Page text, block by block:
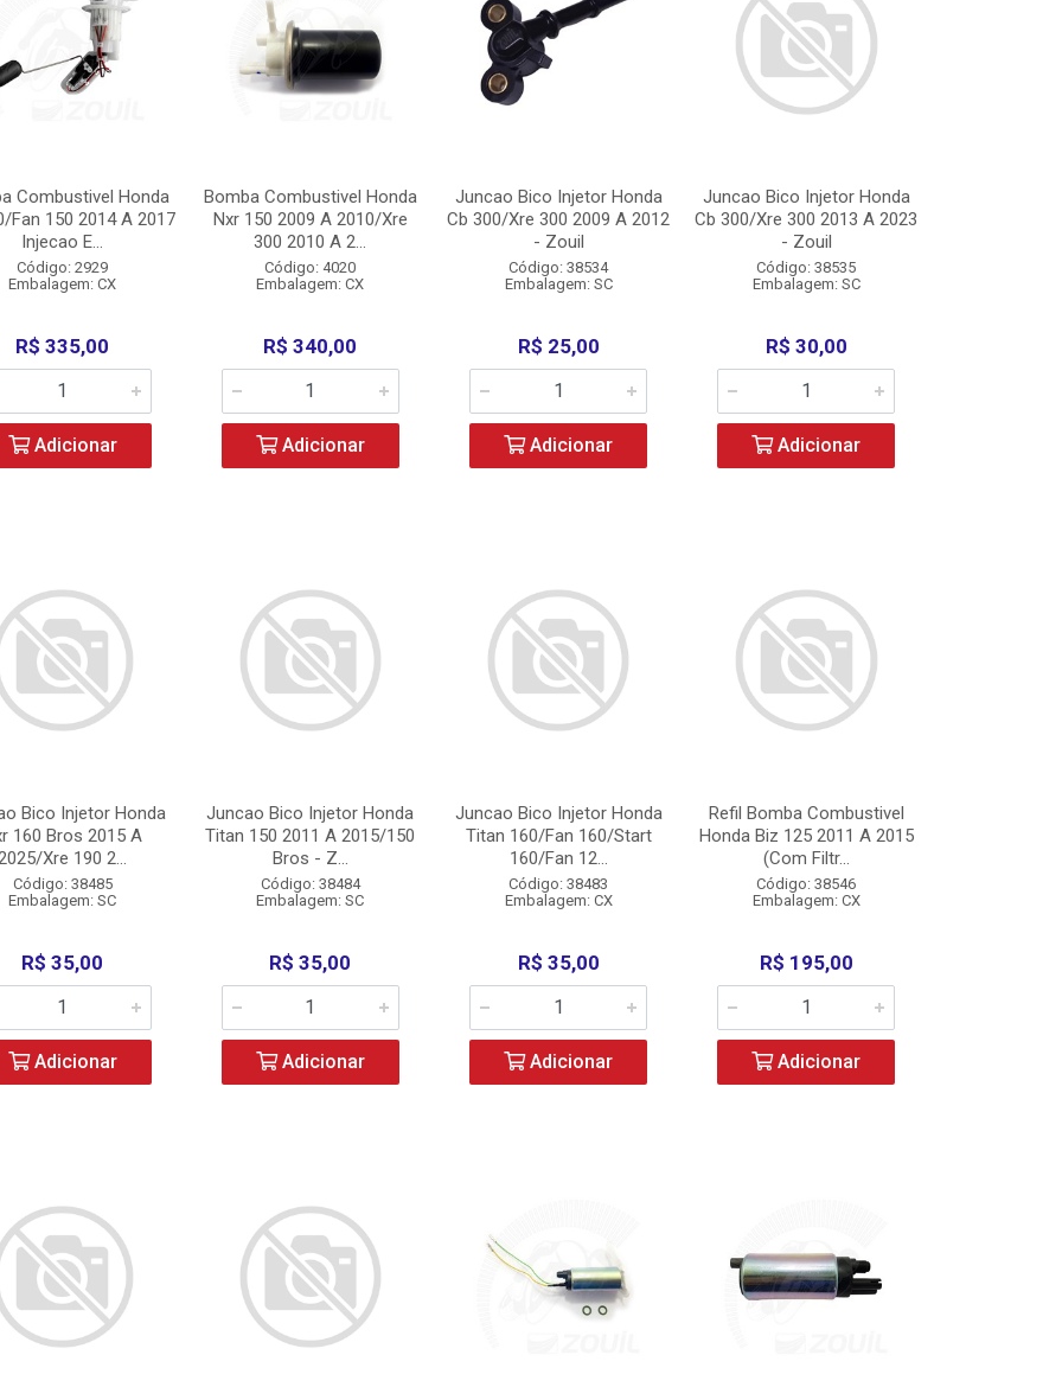
Combustivel Honda
Fan 150 2014 A 2017
Injecao E...
Código: 2929
Embalagem: CX
R$ 335,00
Adicionar
Bomba Combustivel Honda
Nxr 150 2009 A 2010/Xre
300 2010 A 2...
Código: 4020
Embalagem: CX
R$ 340,00
Adicionar
Juncao Bico Injetor Honda
Cb 300/Xre 300 2009 A 2012
- Zouil
Código: 38534
Embalagem: SC
R$ 25,00
Adicionar
Juncao Bico Injetor Honda
Cb 300/Xre 300 2013 A 2023
- Zouil
Código: 38535
Embalagem: SC
R$ 30,00
Adicionar
Bico Injetor Honda
160 Bros 2015 A
Xre 190 2...
Código: 38485
Embalagem: SC
R$ 35,00
Adicionar
Juncao Bico Injetor Honda
Titan 150 2011 A 2015/150
Bros - Z...
Código: 38484
Embalagem: SC
R$ 35,00
Adicionar
Juncao Bico Injetor Honda
Titan 160/Fan 160/Start
160/Fan 12...
Código: 38483
Embalagem: CX
R$ 35,00
Adicionar
Refil Bomba Combustivel
Honda Biz 125 2011 A 2015
(Com Filtr...
Código: 38546
Embalagem: CX
R$ 195,00
Adicionar